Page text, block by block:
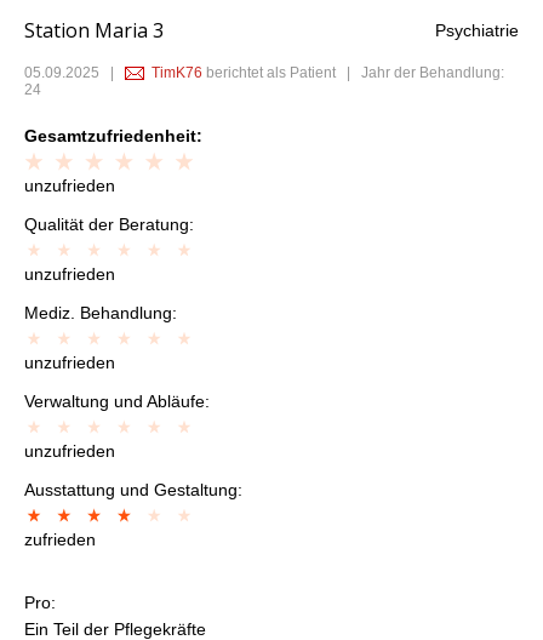
Station Maria 3 Psychiatrie
05.09.2025 TimK76 berichtet als Patient | Jahr der Behandlung:
24
Gesamtzufriedenheit:
unzufrieden
Qualität der Beratung:
unzufrieden
Mediz. Behandlung:
unzufrieden
Verwaltung und Abläufe:
unzufrieden
Ausstattung und Gestaltung:
zufrieden
Pro:
Ein Teil der Pflegekräfte